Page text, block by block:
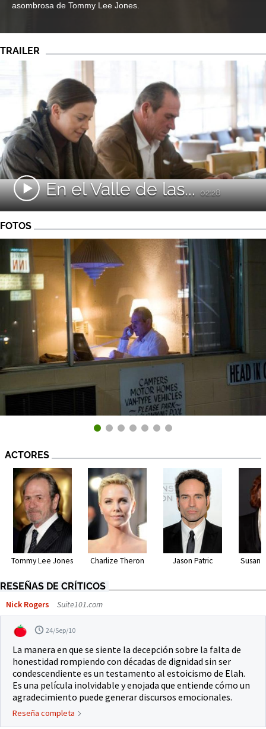
asombrosa de Tommy Lee Jones.
TRAILER
En el Valle de las...02:28
FOTOS
ACTORES
Tommy Lee Jones Charlize Theron Jason Patric Susan
RESEÑAS DE CRÍTICOS
Nick Rogers Suite101.com
24/Sep/10
La manera en que se siente la decepción sobre la falta de
honestidad rompiendo con décadas de dignidad sin ser
condescendiente es un testamento al estoicismo de Elah.
Es una película inolvidable y enojada que entiende cómo un
agradecimiento puede generar discursos emocionales.
Reseña completa